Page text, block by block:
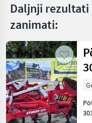
Daljnji rezultati
zanimati:
3030, 3-